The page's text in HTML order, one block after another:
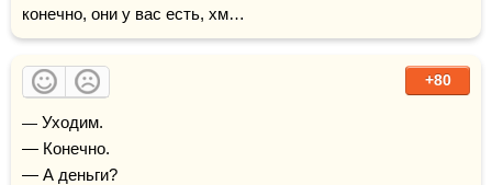
конечно, они у вас есть, хм…
+80
— Уходим.
— Конечно.
— А деньги?